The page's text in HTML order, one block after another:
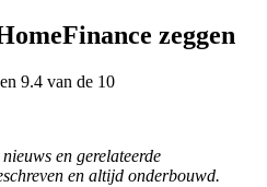
zeggen
9.4 van de 10
en gerelateerde
en altijd onderbouwd.